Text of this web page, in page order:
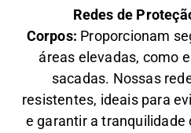
Redes de
Corpos: Proporcionam
áreas elevadas, como
sacadas. Nossas
resistentes, ideais para
e garantir a tranquilidade